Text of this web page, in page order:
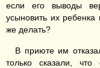
если его выводы
усыновить их
же делать?
В приюте им
только сказали,